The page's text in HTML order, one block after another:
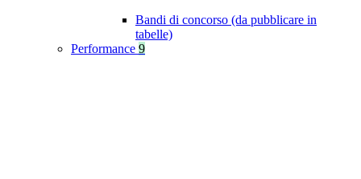
Bandi di concorso (da pubblicare in
tabelle)
Performance 9